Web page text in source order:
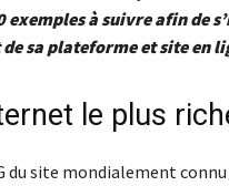
exemples à suivre afin de
sa plateforme et site en
le plus
du site mondialement